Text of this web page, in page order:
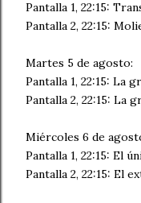
Pantalla 1, 22:15:
Pantalla 2, 22:15:
Martes 5 de agosto:
Pantalla 1, 22:15: La
Pantalla 2, 22:15: La
Miércoles 6 de
Pantalla 1, 22:15: El
Pantalla 2, 22:15: El